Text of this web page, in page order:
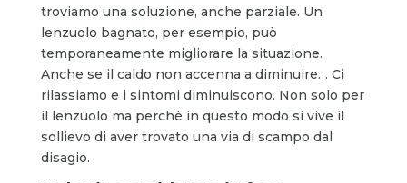
troviamo una soluzione, anche parziale. Un
lenzuolo bagnato, per esempio, può
temporaneamente migliorare la situazione.
Anche se il caldo non accenna a diminuire… Ci
rilassiamo e i sintomi diminuiscono. Non solo per
il lenzuolo ma perché in questo modo si vive il
sollievo di aver trovato una via di scampo dal
disagio.